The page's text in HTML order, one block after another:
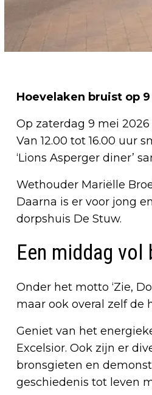
Hoevelaken bruist op
Op zaterdag 9 mei
Van 12.00 tot 16.00 uur
‘Lions Asperger diner’
Wethouder Mariëlle
Daarna is er voor jong
dorpshuis De Stuw.
Een middag vol
Onder het motto ‘Zie,
maar ook overal zelf de
Geniet van het
Excelsior. Ook zijn er
bronsgieten en
geschiedenis tot leven